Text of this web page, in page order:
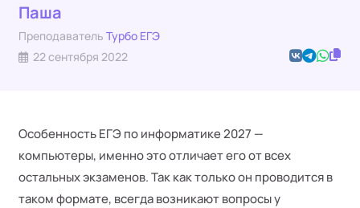
Паша
ПреподавательТурбо ЕГЭ
22 сентября 2022
Особенность ЕГЭ по информатике 2027 —
компьютеры, именно это отличает его от всех
остальных экзаменов. Так как только он проводится в
таком формате, всегда возникают вопросы у